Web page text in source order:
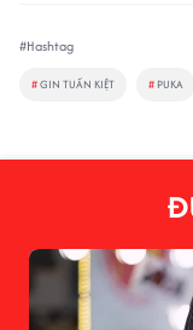
#Hashtag
#GIN TUẤN KIỆT # PUKA